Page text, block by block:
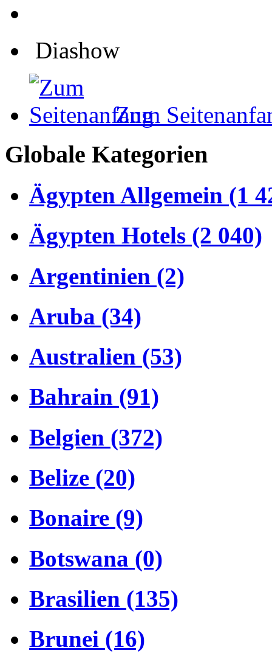
Diashow
Zum
Globale Kategorien
Ägypten Allgemein (1
Ägypten Hotels (2 040)
Argentinien (2)
Aruba (34)
Australien (53)
Bahrain (91)
Belgien (372)
Belize (20)
Bonaire (9)
Botswana (0)
Brasilien (135)
Brunei (16)